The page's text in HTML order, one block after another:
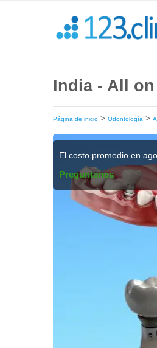
India - All
Página de inicio > Odontología >
El costo promedio en
Preguntanos